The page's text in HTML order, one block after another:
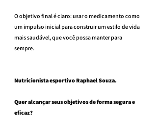
O objetivo final é claro: usar o medicamento como
um impulso inicial para construir um estilo de vida
mais saudável, que você possa manter para
sempre.
Nutricionista esportivo Raphael Souza.
Quer alcançar seus objetivos de forma segura e
eficaz?